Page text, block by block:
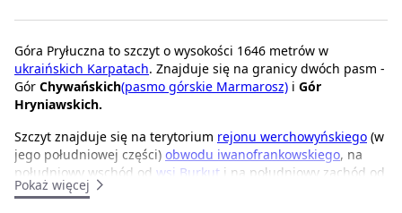
Góra Pryłuczna to szczyt o wysokości 1646 metrów w
ukraińskich Karpatach. Znajduje się na granicy dwóch pasm -
Gór Chywańskich(pasmo górskie Marmarosz) i Gór
Hryniawskich.
Szczyt znajduje się na terytorium rejonu werchowyńskiego (w
jego południowej części) obwodu iwanofrankowskiego, na
południowy wschód od wsi Burkut i na południowy zachód od
wsi Niżni Jałowiec
Pokaż więcej